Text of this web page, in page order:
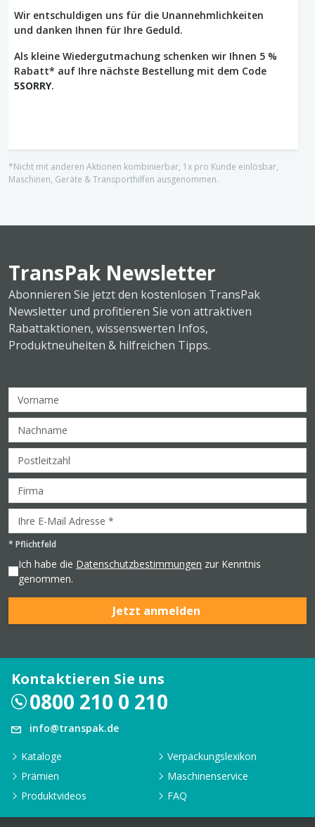
Wir entschuldigen uns für die Unannehmlichkeiten
und danken Ihnen für Ihre Geduld.
Als kleine Wiedergutmachung schenken wir Ihnen 5 %
Rabatt* auf Ihre nächste Bestellung mit dem Code
5SORRY.
*Nicht mit anderen Aktionen kombinierbar, 1x pro Kunde einlösbar,
Maschinen, Geräte & Transporthilfen ausgenommen.
TransPak Newsletter
Abonnieren Sie jetzt den kostenlosen TransPak
Newsletter und profitieren Sie von attraktiven
Rabattaktionen, wissenswerten Infos,
Produktneuheiten & hilfreichen Tipps.
* Pflichtfeld
Ich habe die Datenschutzbestimmungen zur Kenntnis
genommen.
Jetzt anmelden
Kontaktieren Sie uns
0800 210 0 210
info@transpak.de
Kataloge
Verpackungslexikon
Prämien
Maschinenservice
Produktvideos
FAQ